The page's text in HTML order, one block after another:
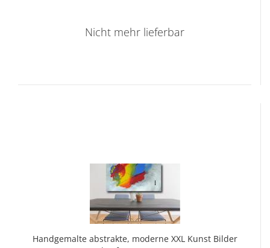
Nicht mehr lieferbar
Hand­ge­mal­te abs­trak­te, mo­der­ne XXL Kunst Bil­der